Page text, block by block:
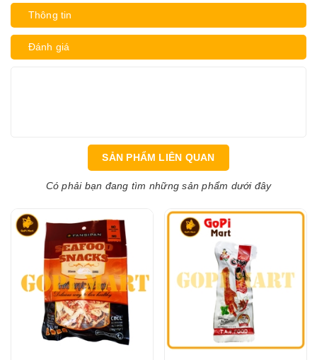
Thông tin
Đánh giá
SẢN PHẨM LIÊN QUAN
Có phải bạn đang tìm những sản phẩm dưới đây